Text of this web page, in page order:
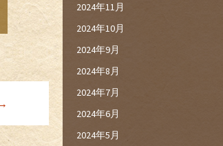
2024年11月
2024年10月
2024年9月
2024年8月
2024年7月
2024年6月
2024年5月